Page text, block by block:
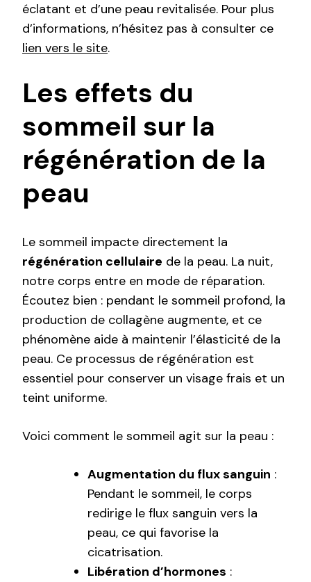
éclatant et d’une peau revitalisée. Pour plus
d’informations, n’hésitez pas à consulter ce
lien vers le site.
Les effets du
sommeil sur la
régénération de la
peau
Le sommeil impacte directement la
régénération cellulaire de la peau. La nuit,
notre corps entre en mode de réparation.
Écoutez bien : pendant le sommeil profond, la
production de collagène augmente, et ce
phénomène aide à maintenir l’élasticité de la
peau. Ce processus de régénération est
essentiel pour conserver un visage frais et un
teint uniforme.
Voici comment le sommeil agit sur la peau :
Augmentation du flux sanguin :
Pendant le sommeil, le corps
redirige le flux sanguin vers la
peau, ce qui favorise la
cicatrisation.
Libération d’hormones :